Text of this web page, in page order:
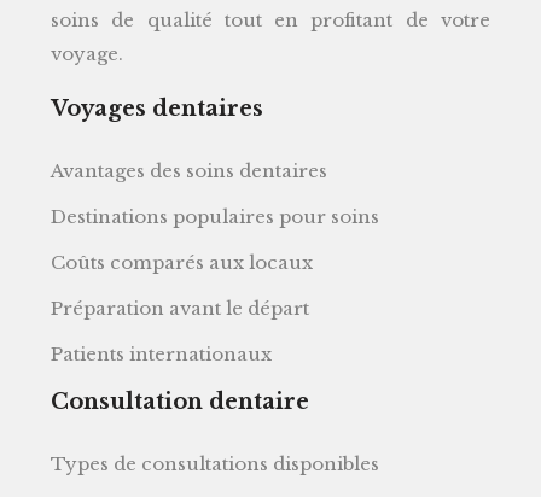
soins de qualité tout en profitant de votre
voyage.
Voyages dentaires
Avantages des soins dentaires
Destinations populaires pour soins
Coûts comparés aux locaux
Préparation avant le départ
Patients internationaux
Consultation dentaire
Types de consultations disponibles